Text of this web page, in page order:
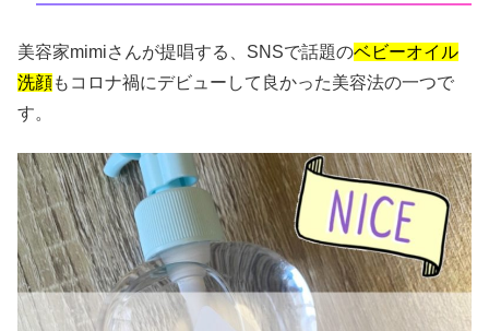
美容家mimiさんが提唱する、SNSで話題のベビーオイル
洗顔もコロナ禍にデビューして良かった美容法の一つで
す。